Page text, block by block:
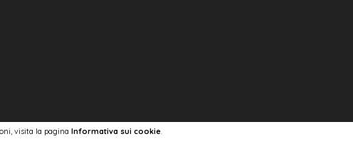
visita la pagina Informativa sui cookie.